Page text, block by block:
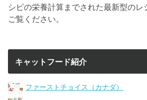
シピの栄養計算までされた最新型のレ
ご覧ください。
キャットフード紹介
ファーストチョイス（カナダ）